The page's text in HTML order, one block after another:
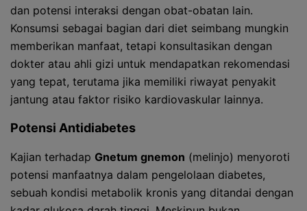
dan potensi interaksi dengan obat-obatan lain.
Konsumsi sebagai bagian dari diet seimbang mungkin
memberikan manfaat, tetapi konsultasikan dengan
dokter atau ahli gizi untuk mendapatkan rekomendasi
yang tepat, terutama jika memiliki riwayat penyakit
jantung atau faktor risiko kardiovaskular lainnya.
Potensi Antidiabetes
Kajian terhadap Gnetum gnemon (melinjo) menyoroti
potensi manfaatnya dalam pengelolaan diabetes,
sebuah kondisi metabolik kronis yang ditandai dengan